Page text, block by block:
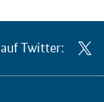
Twitter: